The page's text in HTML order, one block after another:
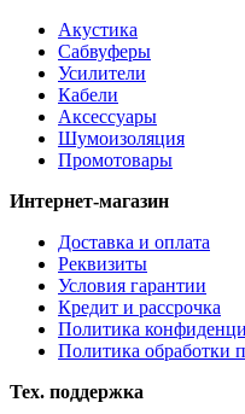
Акустика
Сабвуферы
Усилители
Кабели
Аксессуары
Шумоизоляция
Промотовары
Интернет-магазин
Доставка и оплата
Реквизиты
Условия гарантии
Кредит и рассрочка
Политика
Политика обработки
Тех. поддержка